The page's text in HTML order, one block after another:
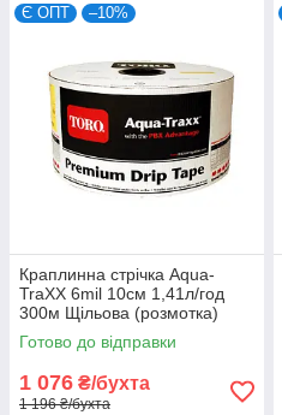
Є ОПТ –10%
Краплинна стрічка Aqua-
TraXX 6mil 10см 1,41л/год
300м Щільова (розмотка)
Готово до відправки
1 076 ₴/бухта
1 196 ₴/бухта